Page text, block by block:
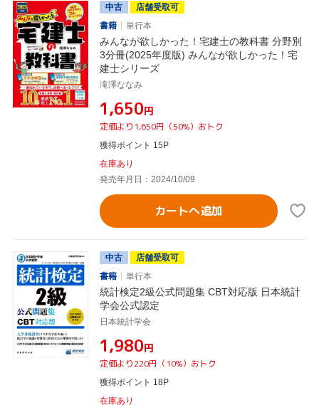
中古
店舗受取可
書籍
単行本
みんなが欲しかった！宅建士の教科書 分野別
3分冊(2025年度版) みんなが欲しかった！宅
建士シリーズ
滝澤ななみ
¥1,650円
定価より1,650円（50%）おトク
獲得ポイント 15P
在庫あり
発売年月日：2024/10/09
カートへ追加
中古
店舗受取可
書籍
単行本
統計検定2級公式問題集 CBT対応版 日本統計
学会公式認定
日本統計学会
¥1,980円
定価より220円（10%）おトク
獲得ポイント 18P
在庫あり